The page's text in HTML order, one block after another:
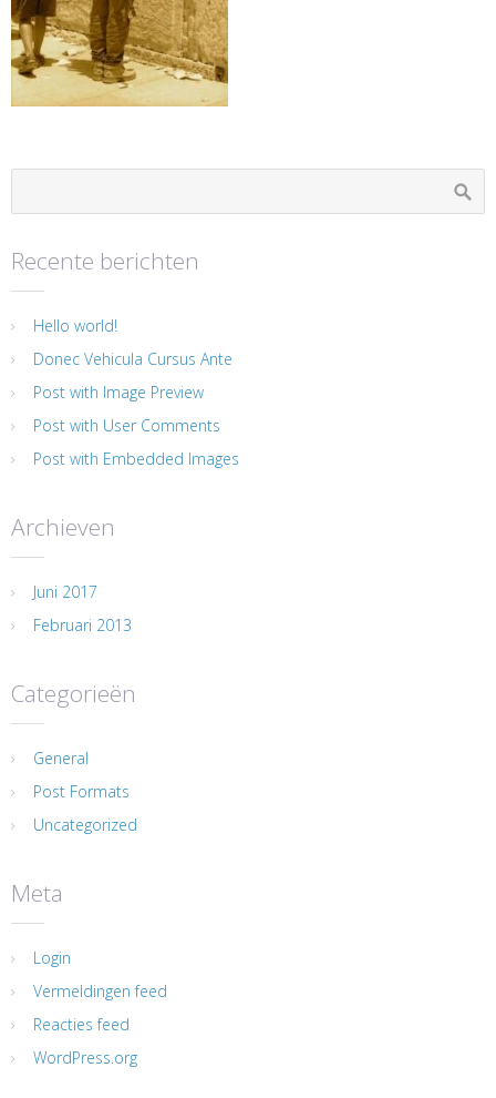
Recente berichten
Hello world!
Donec Vehicula Cursus Ante
Post with Image Preview
Post with User Comments
Post with Embedded Images
Archieven
Juni 2017
Februari 2013
Categorieën
General
Post Formats
Uncategorized
Meta
Login
Vermeldingen feed
Reacties feed
WordPress.org